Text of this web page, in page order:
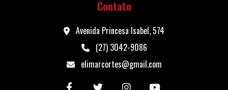
Contato
Avenida Princesa Isabel, 574
(27) 3042-9086
elimarcortes@gmail.com